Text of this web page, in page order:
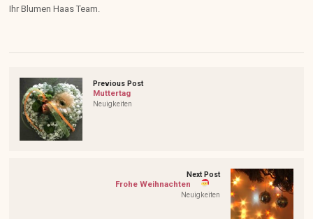
Ihr Blumen Haas Team.
Previous Post
Muttertag
Neuigkeiten
Next Post
Frohe Weihnachten
Neuigkeiten